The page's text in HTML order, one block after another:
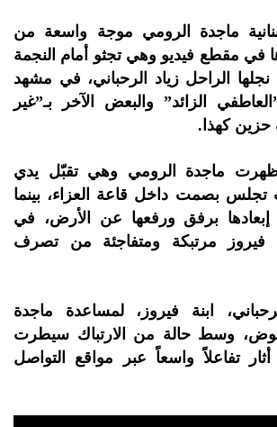
ماجدة الرومي موجة واسعة من
في مقطع فيديو وهي تجثو أمام النجمة
الراحل زياد الرحباني، في مشهد
الزائد” والبعض الآخر بـ”غير
كهذا.
ظهرت ماجدة الرومي وهي تقبّل يدي
تجلس بصمت داخل قاعة العزاء، بينما
إبعادها برفق ورفعها عن الأرض، في
فيروز مرتبكة ومتفاجئة من تصرف
ابنة فيروز، لمساعدة ماجدة
وسط حالة من الارتباك سيطرت
تفاعلاً واسعاً عبر مواقع التواصل